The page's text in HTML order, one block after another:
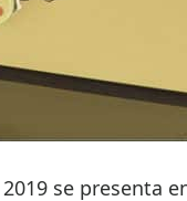
se presenta